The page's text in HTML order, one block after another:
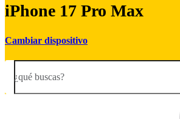
iPhone 17 Pro Max
Cambiar dispositivo
¿qué buscas?